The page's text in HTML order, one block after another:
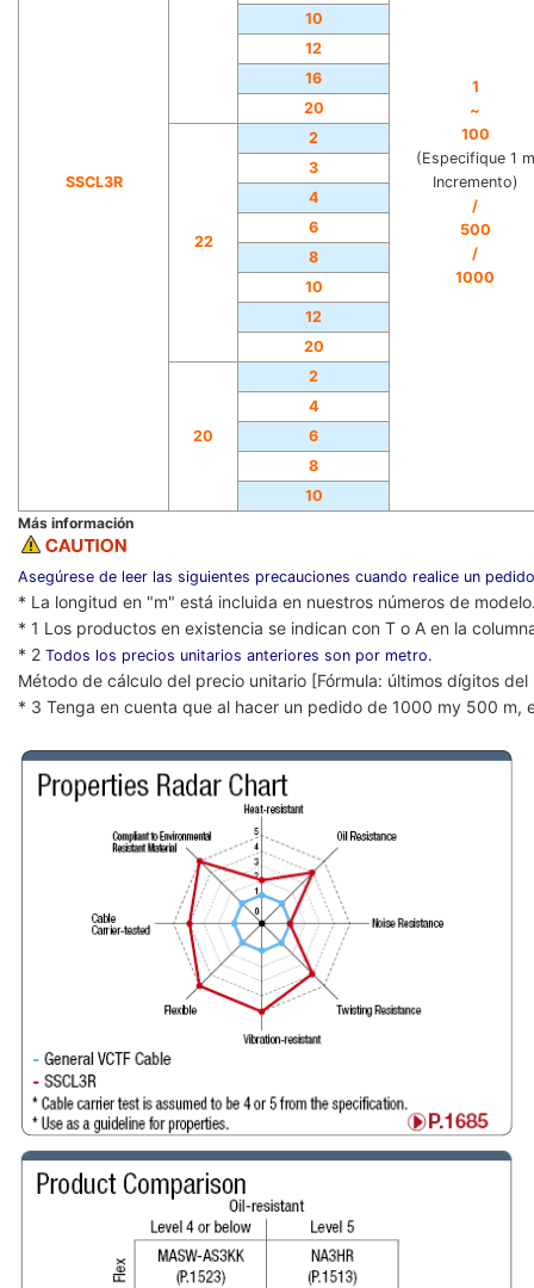
SSCL3R
1
~
100
(Especifique 1 m
Incremento)
/
500
/
1000
10
12
16
20
22
2
3
4
6
8
10
12
20
20
2
4
6
8
10
Más información
Asegúrese de leer las siguientes precauciones cuando realice un
* La longitud en "m" está incluida en nuestros números de
* 1 Los productos en existencia se indican con T o A en la
* 2 Todos los precios unitarios anteriores son por metro.
Método de cálculo del precio unitario [Fórmula: últimos dígitos
* 3 Tenga en cuenta que al hacer un pedido de 1000 my 500